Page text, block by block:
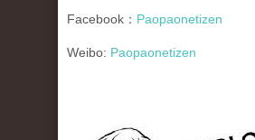
Facebook： Paopaonetizen
Weibo: Paopaonetizen
gfw_blog_small.jpg